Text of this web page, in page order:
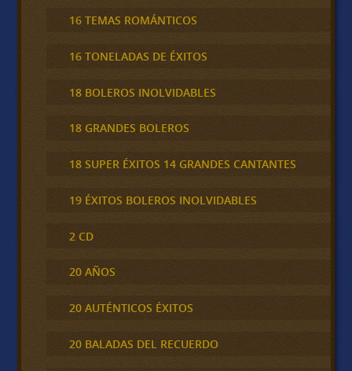
16 TEMAS ROMÁNTICOS
16 TONELADAS DE ÉXITOS
18 BOLEROS INOLVIDABLES
18 GRANDES BOLEROS
18 SUPER ÉXITOS 14 GRANDES CANTANTES
19 ÉXITOS BOLEROS INOLVIDABLES
2 CD
20 AÑOS
20 AUTÉNTICOS ÉXITOS
20 BALADAS DEL RECUERDO